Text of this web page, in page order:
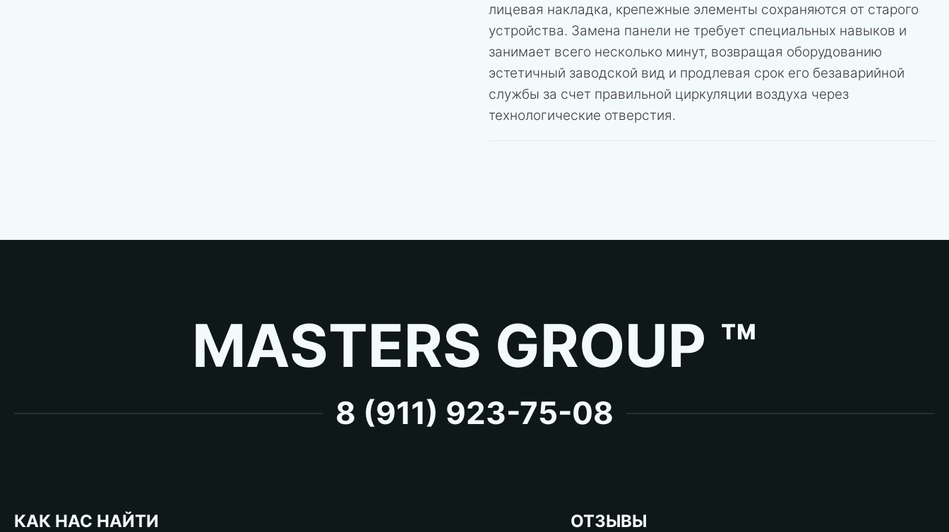
лицевая накладка, крепежные элементы сохраняются от старого
устройства. Замена панели не требует специальных навыков и
занимает всего несколько минут, возвращая оборудованию
эстетичный заводской вид и продлевая срок его безаварийной
службы за счет правильной циркуляции воздуха через
технологические отверстия.
MASTERS GROUP ™
8 (911) 923-75-08
КАК НАС НАЙТИ ОТЗЫВЫ